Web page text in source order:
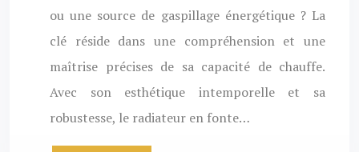
ou une source de gaspillage énergétique ? La
clé réside dans une compréhension et une
maîtrise précises de sa capacité de chauffe.
Avec son esthétique intemporelle et sa
robustesse, le radiateur en fonte…